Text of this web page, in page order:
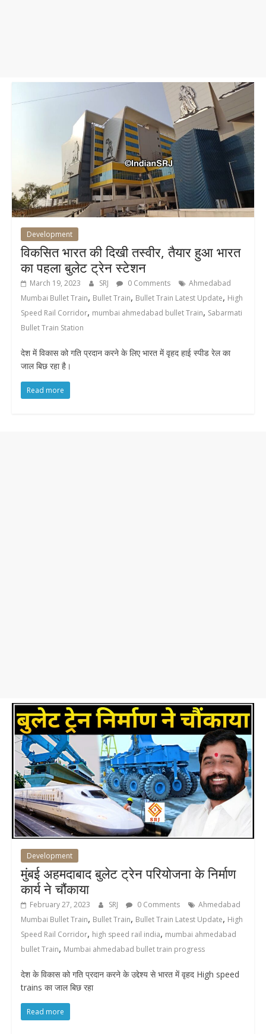
Development
विकसित भारत की दिखी तस्वीर, तैयार हुआ भारत
का पहला बुलेट ट्रेन स्टेशन
March 19, 2023 SRJ 0 Comments
Ahmedabad
Mumbai Bullet Train, Bullet Train, Bullet Train Latest Update, High
Speed Rail Corridor, mumbai ahmedabad bullet Train, Sabarmati
Bullet Train Station
देश में विकास को गति प्रदान करने के लिए भारत में वृहद हाई स्पीड रेल का
जाल बिछ रहा है।
Read more
Development
मुंबई अहमदाबाद बुलेट ट्रेन परियोजना के निर्माण
कार्य ने चौंकाया
February 27, 2023 SRJ 0 Comments
Ahmedabad
Mumbai Bullet Train, Bullet Train, Bullet Train Latest Update, High
Speed Rail Corridor, high speed rail india, mumbai ahmedabad
bullet Train, Mumbai ahmedabad bullet train progress
देश के विकास को गति प्रदान करने के उद्देश्य से भारत में वृहद High speed
trains का जाल बिछ रहा
Read more